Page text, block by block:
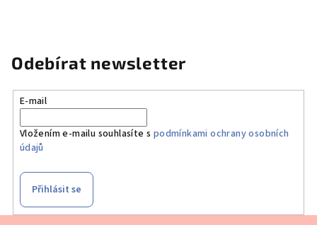
Odebírat newsletter
E-mail
Vložením e-mailu souhlasíte s podmínkami ochrany osobních
údajů
Přihlásit se